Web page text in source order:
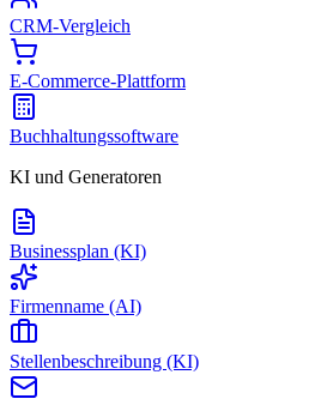
CRM-Vergleich
E-Commerce-Plattform
Buchhaltungssoftware
KI und Generatoren
Businessplan (KI)
Firmenname (AI)
Stellenbeschreibung (KI)